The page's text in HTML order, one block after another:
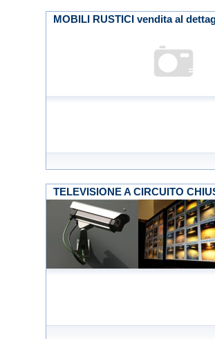
MOBILI RUSTICI vendita al
TELEVISIONE A CIRCUITO